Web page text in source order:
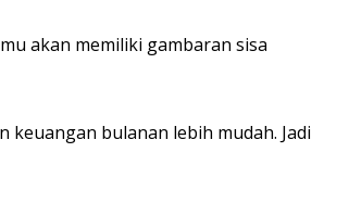
akan memiliki gambaran sisa
keuangan bulanan lebih mudah. Jadi